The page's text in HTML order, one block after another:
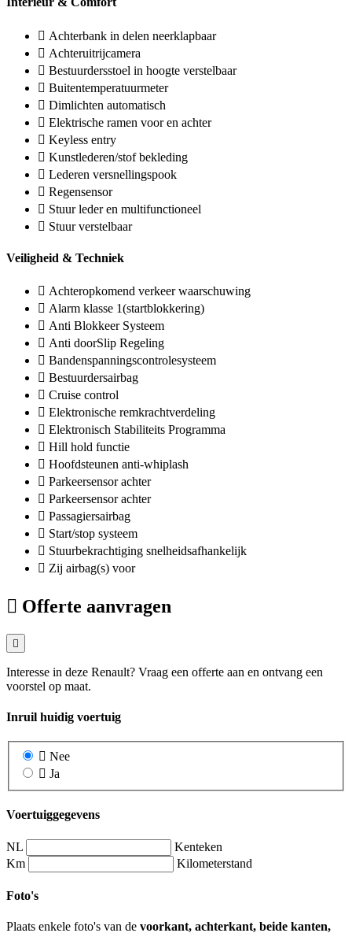
Achterbank in delen neerklapbaar
Achteruitrijcamera
Bestuurdersstoel in hoogte verstelbaar
Buitentemperatuurmeter
Dimlichten automatisch
Elektrische ramen voor en achter
Keyless entry
Kunstlederen/stof bekleding
Lederen versnellingspook
Regensensor
Stuur leder en multifunctioneel
Stuur verstelbaar
Veiligheid & Techniek
Achteropkomend verkeer waarschuwing
Alarm klasse 1(startblokkering)
Anti Blokkeer Systeem
Anti doorSlip Regeling
Bandenspanningscontrolesysteem
Bestuurdersairbag
Cruise control
Elektronische remkrachtverdeling
Elektronisch Stabiliteits Programma
Hill hold functie
Hoofdsteunen anti-whiplash
Parkeersensor achter
Parkeersensor achter
Passagiersairbag
Start/stop systeem
Stuurbekrachtiging snelheidsafhankelijk
Zij airbag(s) voor
Offerte aanvragen
Interesse in deze Renault? Vraag een offerte aan en ontvang een
voorstel op maat.
Inruil huidig voertuig
Nee
Ja
Voertuiggegevens
NL
Kenteken
Km
Kilometerstand
Foto's
Plaats enkele foto's van de voorkant, achterkant, beide kanten,